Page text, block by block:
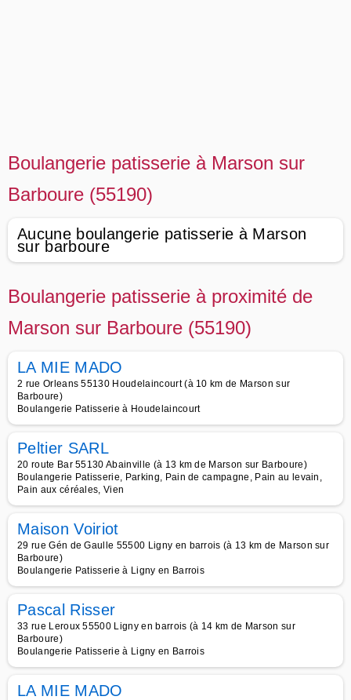
Boulangerie patisserie à Marson sur
Barboure (55190)
Aucune boulangerie patisserie à Marson
sur barboure
Boulangerie patisserie à proximité de
Marson sur Barboure (55190)
LA MIE MADO
2 rue Orleans 55130 Houdelaincourt (à 10 km de Marson sur
Barboure)
Boulangerie Patisserie à Houdelaincourt
Peltier SARL
20 route Bar 55130 Abainville (à 13 km de Marson sur Barboure)
Boulangerie Patisserie, Parking, Pain de campagne, Pain au levain,
Pain aux céréales, Vien
Maison Voiriot
29 rue Gén de Gaulle 55500 Ligny en barrois (à 13 km de Marson sur
Barboure)
Boulangerie Patisserie à Ligny en Barrois
Pascal Risser
33 rue Leroux 55500 Ligny en barrois (à 14 km de Marson sur
Barboure)
Boulangerie Patisserie à Ligny en Barrois
LA MIE MADO